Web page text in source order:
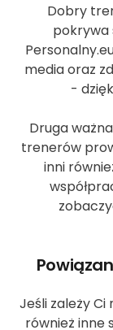
Dobry
pokrywa
media oraz
-
Druga
trenerów
inni
Jeśli zależy
również inne